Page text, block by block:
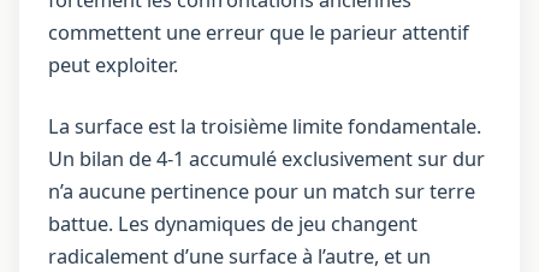
commettent une erreur que le parieur attentif
peut exploiter.
La surface est la troisième limite fondamentale.
Un bilan de 4-1 accumulé exclusivement sur dur
n’a aucune pertinence pour un match sur terre
battue. Les dynamiques de jeu changent
radicalement d’une surface à l’autre, et un